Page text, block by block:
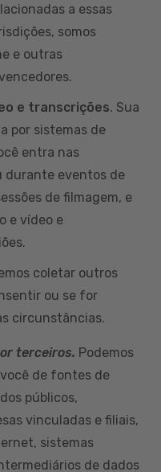
a essas
somos
e outras
e transcrições. Sua
por sistemas de
entra nas
durante eventos de
de filmagem, e
e vídeo e
coletar outros
ou se for
circunstâncias.
terceiros. Podemos
de fontes de
públicos,
vinculadas e filiais,
sistemas
de dados